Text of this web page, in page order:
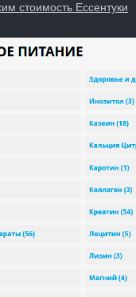
стоимость Ессентуки